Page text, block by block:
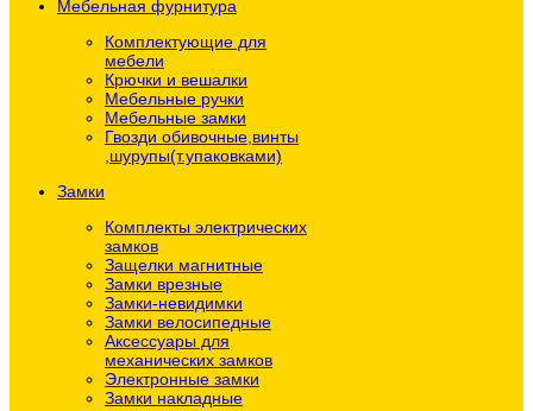
Мебельная фурнитура
Комплектующие для
мебели
Крючки и вешалки
Мебельные ручки
Мебельные замки
Гвозди обивочные,винты
,шурупы(т.упаковками)
Замки
Комплекты электрических
замков
Защелки магнитные
Замки врезные
Замки-невидимки
Замки велосипедные
Аксессуары для
механических замков
Электронные замки
Замки накладные